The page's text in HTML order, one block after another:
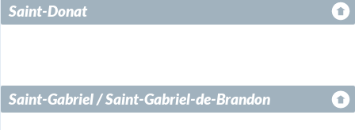
Saint-Donat
Saint-Gabriel / Saint-Gabriel-de-Brandon